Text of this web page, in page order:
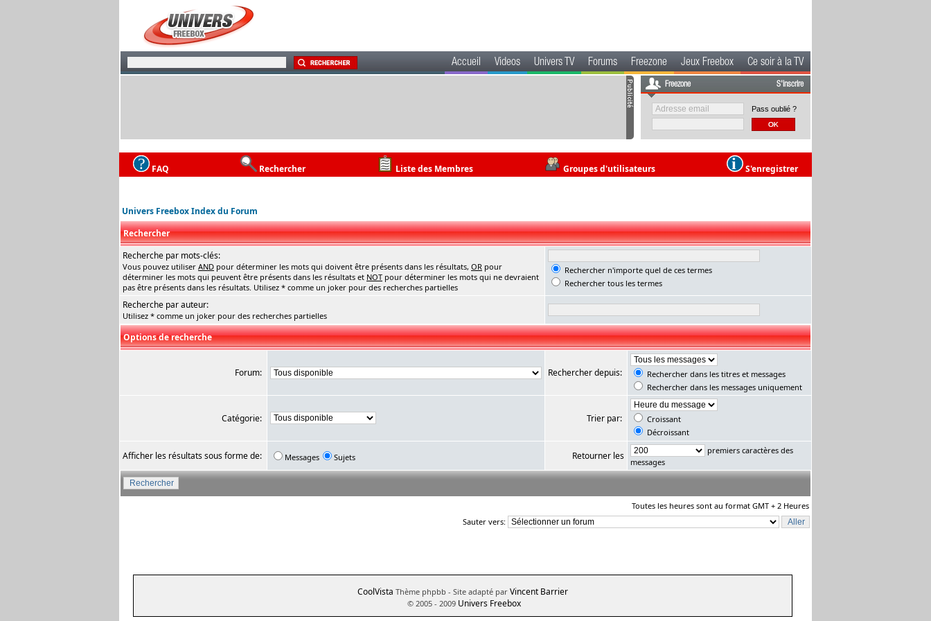
Accueil Videos Univers TV Forums Freezone Jeux Freebox Ce soir à la TV
Freezone S'inscrire
Pass oublié ?
FAQ Rechercher Liste des Membres Groupes d'utilisateurs S'enregistrer
Univers Freebox Index du Forum
Rechercher
Recherche par mots-clés:
Vous pouvez utiliser AND pour déterminer les mots qui doivent être présents dans les résultats, OR pour
déterminer les mots qui peuvent être présents dans les résultats et NOT pour déterminer les mots qui ne devraient
pas être présents dans les résultats. Utilisez * comme un joker pour des recherches partielles
Rechercher n'importe quel de ces termes
Rechercher tous les termes
Recherche par auteur:
Utilisez * comme un joker pour des recherches partielles
Options de recherche
Forum: Rechercher depuis:
Rechercher dans les titres et messages
Rechercher dans les messages uniquement
Catégorie: Trier par:
Croissant
Décroissant
Afficher les résultats sous forme de: Messages Sujets Retourner les
premiers caractères des
messages
Toutes les heures sont au format GMT + 2 Heures
Sauter vers:
CoolVista Thème phpbb - Site adapté par Vincent Barrier
© 2005 - 2009 Univers Freebox